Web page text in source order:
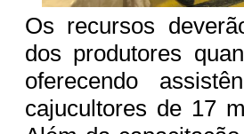
Os recursos
dos produtores
oferecendo
cajucultores de 17